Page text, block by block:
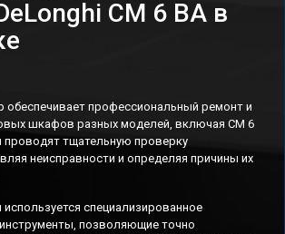
CM 6 BA в
обеспечивает профессиональный ремонт и
шкафов разных моделей, включая CM 6
проводят тщательную проверку
неисправности и определяя причины их
специализированное
позволяющие точно